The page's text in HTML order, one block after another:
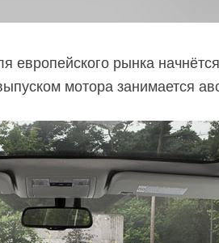
европейского рынка
мотора занимается